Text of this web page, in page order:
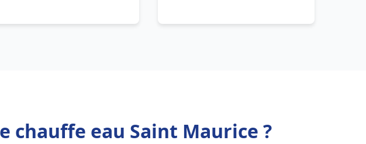
chauffe eau Saint Maurice ?